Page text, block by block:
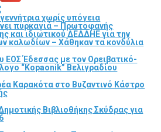
χωρίς υπόγεια
πυρκαγιά – Πρωτοφανής
και ιδιωτικού ΔΕΔΔΗΕ για την
καλωδίων – Χάθηκαν τα κονδύλια
ΕΟΣ Έδεσσας με τον Ορειβατικό-
“Kopaonik” Βελιγραδίου
Καρακότα στο Βυζαντινό Κάστρο
Βιβλιοθήκης Σκύδρας για